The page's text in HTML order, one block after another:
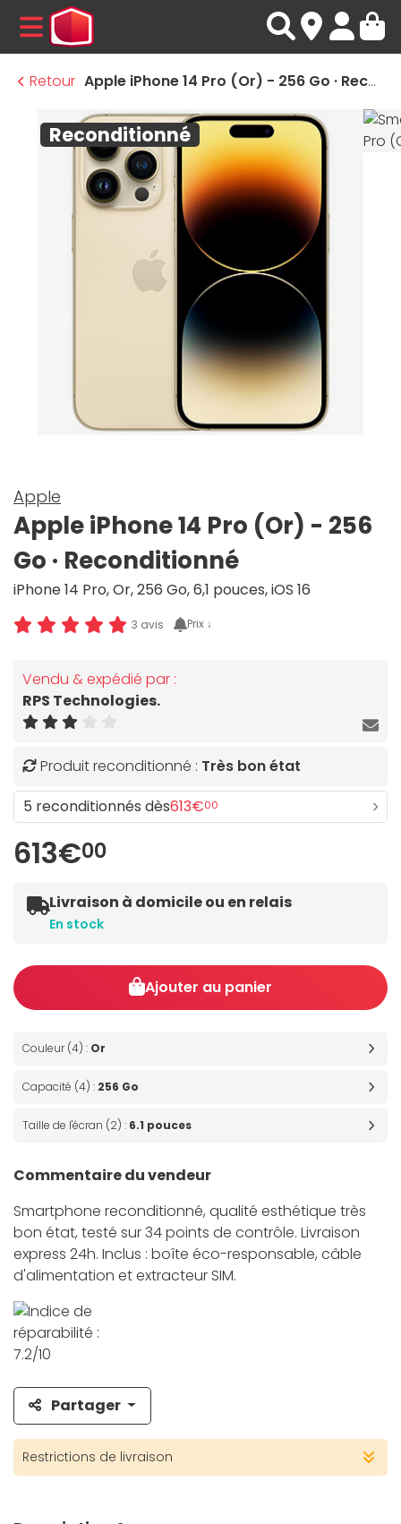
MENU
Retour
Apple iPhone 14 Pro (Or) - 256 Go · Reconditionné
Reconditionné
Apple
Apple iPhone 14 Pro (Or) - 256
Go · Reconditionné
iPhone 14 Pro, Or, 256 Go, 6,1 pouces, iOS 16
3 avis Prix ↓
Vendu & expédié par :
RPS Technologies.
Produit reconditionné : Très bon état
5 reconditionnés dès613€00
613€00
Livraison à domicile ou en relais
En stock
Ajouter au panier
Couleur (4) : Or
Capacité (4) : 256 Go
Taille de l'écran (2) : 6.1 pouces
Commentaire du vendeur
Smartphone reconditionné, qualité esthétique très
bon état, testé sur 34 points de contrôle. Livraison
express 24h. Inclus : boîte éco-responsable, câble
d'alimentation et extracteur SIM.
Partager
Restrictions de livraison